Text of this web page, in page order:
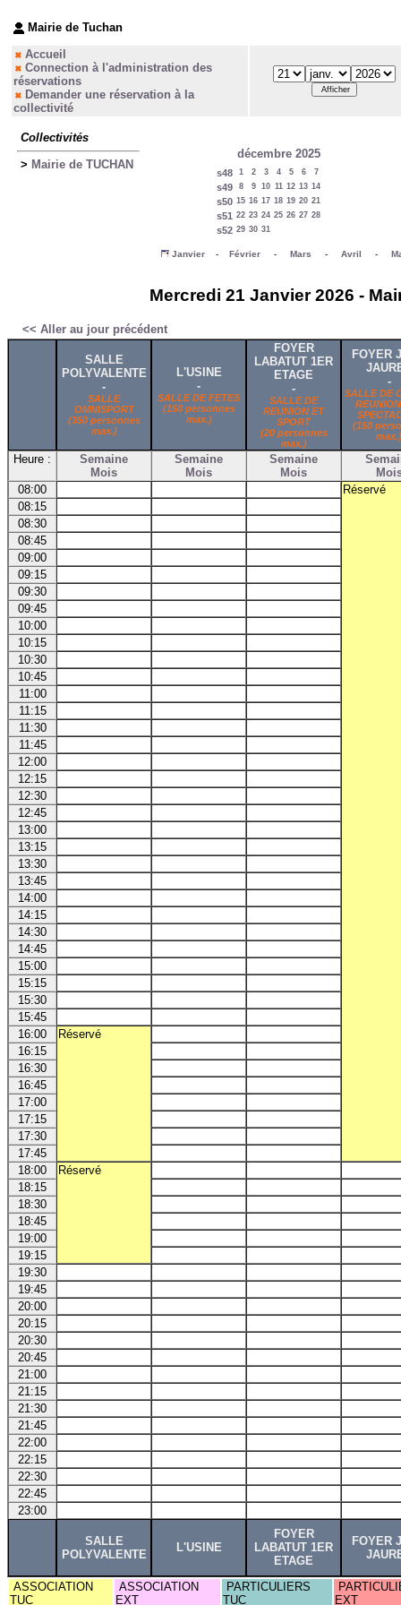
Mairie de Tuchan
Accueil
Connection à l'administration des
réservations
Demander une réservation à la
collectivité
Collectivités
> Mairie de TUCHAN
décembre 2025
s48 1 2 3 4 5 6 7
s49 8 9 10 11 12 13 14
s50 15 16 17 18 19 20 21
s51 22 23 24 25 26 27 28
s52 29 30 31
Janvier- Février- Mars - Avril -
Mercredi 21 Janvier 2026 -
<< Aller au jour précédent
SALLE
POLYVALENTE
-
SALLE
OMNISPORT
(350 personnes
max.)
L'USINE
-
SALLE DE FETES
(150 personnes
max.)
FOYER
LABATUT 1ER
ETAGE
-
SALLE DE
REUNION ET
SPORT
(20 personnes
max.)
FOYER
-
SALLE DE
(150
max.)
Heure :
Semaine
Mois
Semaine
Mois
Semaine
Mois
08:00
Réservé
08:15
08:30
08:45
09:00
09:15
09:30
09:45
10:00
10:15
10:30
10:45
11:00
11:15
11:30
11:45
12:00
12:15
12:30
12:45
13:00
13:15
13:30
13:45
14:00
14:15
14:30
14:45
15:00
15:15
15:30
15:45
16:00
Réservé
16:15
16:30
16:45
17:00
17:15
17:30
17:45
18:00
Réservé
18:15
18:30
18:45
19:00
19:15
19:30
19:45
20:00
20:15
20:30
20:45
21:00
21:15
21:30
21:45
22:00
22:15
22:30
22:45
23:00
SALLE
POLYVALENTE
L'USINE
FOYER
LABATUT 1ER
ETAGE
FOYER
ASSOCIATION
TUC
ASSOCIATION
EXT
PARTICULIERS
TUC
EXT